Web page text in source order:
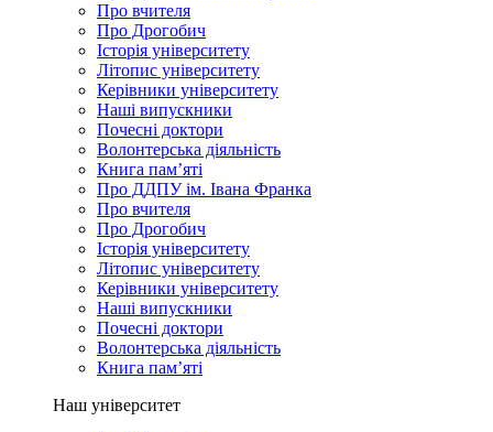
Про вчителя
Про Дрогобич
Історія університету
Літопис університету
Керівники університету
Наші випускники
Почесні доктори
Волонтерська діяльність
Книга пам’яті
Про ДДПУ ім. Івана Франка
Про вчителя
Про Дрогобич
Історія університету
Літопис університету
Керівники університету
Наші випускники
Почесні доктори
Волонтерська діяльність
Книга пам’яті
Наш університет